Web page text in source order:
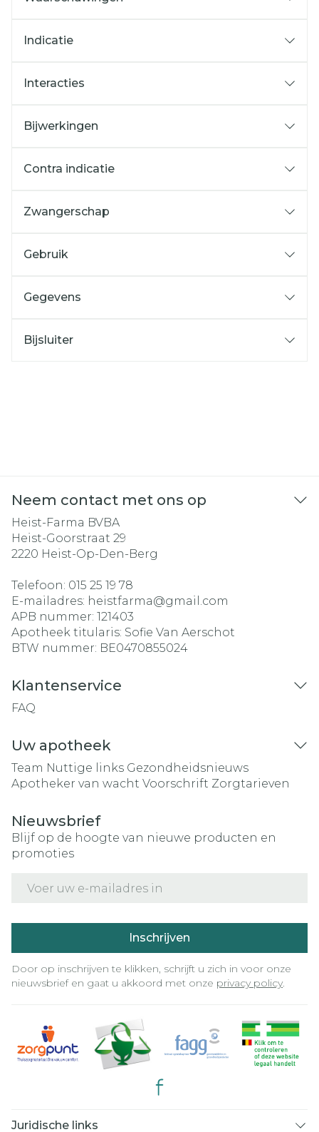
Indicatie
Interacties
Bijwerkingen
Contra indicatie
Zwangerschap
Gebruik
Gegevens
Bijsluiter
Neem contact met ons op
Heist-Farma BVBA
Heist-Goorstraat 29
2220 Heist-Op-Den-Berg
Telefoon: 015 25 19 78
E-mailadres: heistfarma@gmail.com
APB nummer: 121403
Apotheek titularis: Sofie Van Aerschot
BTW nummer: BE0470855024
Klantenservice
FAQ
Uw apotheek
Team Nuttige links Gezondheidsnieuws
Apotheker van wacht Voorschrift Zorgtarieven
Nieuwsbrief
Blijf op de hoogte van nieuwe producten en
promoties
Inschrijven
Door op inschrijven te klikken, schrijft u zich in voor onze
nieuwsbrief en gaat u akkoord met onze privacy policy.
Juridische links